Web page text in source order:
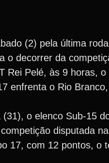
(2) pela última
o decorrer da
Rei Pelé, às 9 horas, o
enfrenta o Rio
o elenco Sub-15
disputada
17, com 12 pontos, o